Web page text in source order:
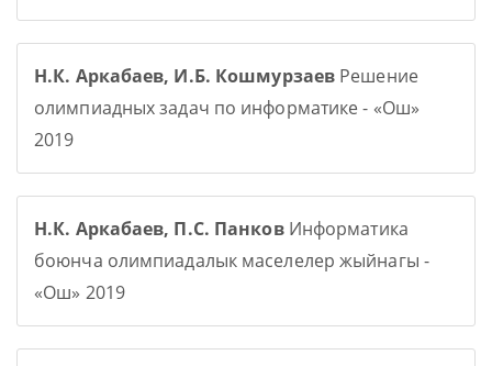
Н.К. Аркабаев, И.Б. Кошмурзаев Решение
олимпиадных задач по информатике - «Ош»
2019
Н.К. Аркабаев, П.С. ПанковИнформатика
боюнча олимпиадалык маселелер жыйнагы -
«Ош» 2019